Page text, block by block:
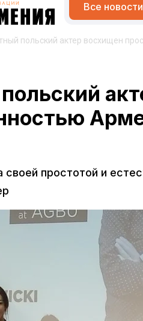
Все новости
польский актер восхищен
простотой и